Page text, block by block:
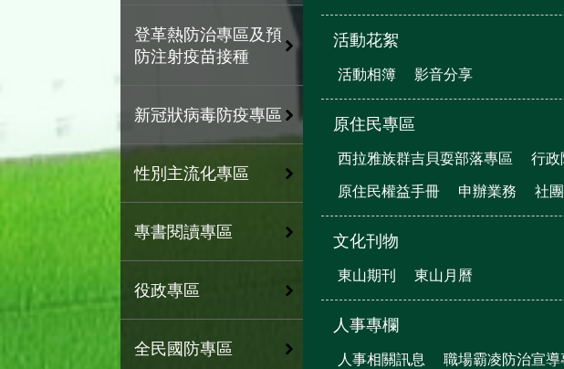
登革熱防治專區及預
防注射疫苗接種
新冠狀病毒防疫專區
性別主流化專區
專書閱讀專區
役政專區
全民國防專區
活動花絮
活動相簿 影音分享
原住民專區
西拉雅族群吉貝耍部落專區 行政
原住民權益手冊 申辦業務 社
文化刊物
東山期刊 東山月曆
人事專欄
人事相關訊息 職場霸凌防治宣導